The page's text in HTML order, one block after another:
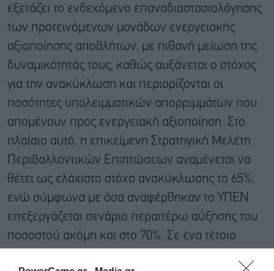
εξετάζει το ενδεχόμενο επαναδιαστασιολόγησης
των προτεινόμενων μονάδων ενεργειακής
αξιοποίησης αποβλήτων, με πιθανή μείωση της
δυναμικότητάς τους, καθώς αυξάνεται ο στόχος
για την ανακύκλωση και περιορίζονται οι
ποσότητες υπολειμματικών απορριμμάτων που
απομένουν προς ενεργειακή αξιοποίηση. Στο
πλαίσιο αυτό, η επικείμενη Στρατηγική Μελέτη
Περιβαλλοντικών Επιπτώσεων αναμένεται να
θέτει ως ελάχιστο στόχο ανακύκλωσης το 65%,
ενώ σύμφωνα με όσα αναφέρθηκαν το ΥΠΕΝ
επεξεργάζεται σενάριο περαιτέρω αύξησης του
ποσοστού ακόμη και στο 70%. Σε ένα τέτοιο